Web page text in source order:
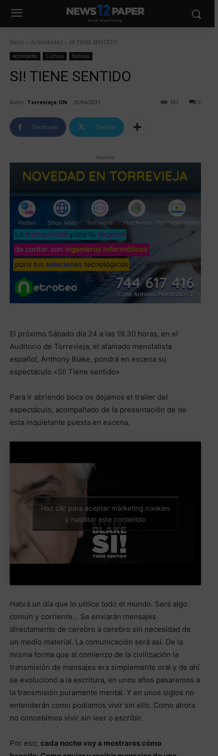
Inicio Actividades SI! TIENE SENTIDO
Actividades Cultura Noticias
SI! TIENE SENTIDO
Autor: Torrevieja ON 20/04/2021 0
187
Facebook Twitter
Anuncio
El próximo Sábado día 24 a las 19.30 horas, en el
Auditorio de Torrevieja, el afamado menstalista
español, Anthony Blake, pondrá en escena su
espectáculo «SI! Tiene sentido»
Para ir abriendo boca os dejamos el trailer del
espectáculo, acompañado de la presentación de de
esta inquietante puesta en escena.
Haz clic para aceptar márketing cookies
y habilitar este contenido
Habrá un día que lo utilice todo el mundo. Será algo
común y corriente… Se enviarán mensajes
directamente de cerebro a cerebro sin necesidad de
un medio material. La comunicación será así. De la
misma forma que al comienzo de la civilización la
transmisión de mensajes era simplemente oral y de ahí
se evolucionó a la escritura, en unos años pasaremos a
la transmisión puramente mental. Y en unos siglos no
entenderán como podíamos vivir sin ello. Como ahora
no concebimos vivir sin leer o escribir.
Por eso, cada noche voy a mostraros cómo